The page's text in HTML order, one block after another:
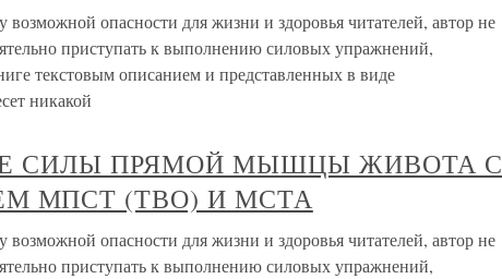
опасности для жизни и здоровья читателей, автор не
приступать к выполнению силовых упражнений,
текстовым описанием и представленных в виде
никакой
СИЛЫ ПРЯМОЙ МЫШЦЫ ЖИВОТА С
МПСТ (ТВО) И МСТА
опасности для жизни и здоровья читателей, автор не
приступать к выполнению силовых упражнений,